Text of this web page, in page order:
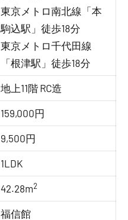
東京メトロ南北線「本
駒込駅」徒歩18分
東京メトロ千代田線
「根津駅」徒歩18分
地上11階 RC造
159,000円
9,500円
1LDK
42.28m2
福信館